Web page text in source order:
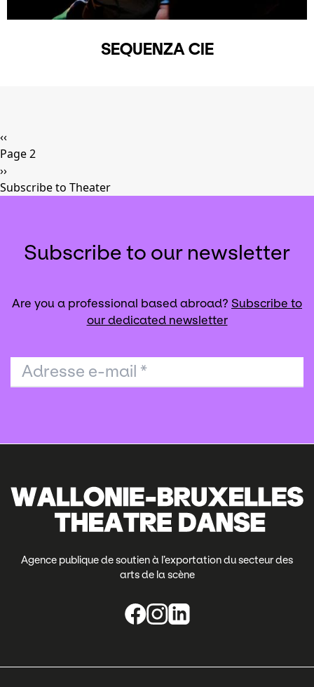
SEQUENZA CIE
Pagination
Previous
page
‹‹
Page 2
Next
page
››
Subscribe to Theater
Subscribe to our newsletter
Are you a professional based abroad? Subscribe to
our dedicated newsletter
Adresse e-mail *
Agence publique de soutien à l’exportation du secteur des
arts de la scène